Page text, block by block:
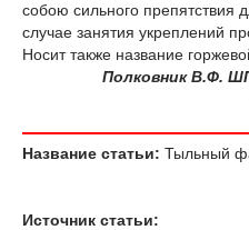
собою сильного препятствия
случае занятия укреплений
Носит также название
Полковник В.Ф.
Название статьи: Тыльный
Источник статьи: